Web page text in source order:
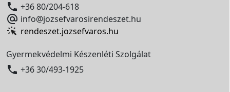
 +36 80/204-618
 info@jozsefvarosirendeszet.hu
rendeszet.jozsefvaros.hu
Gyermekvédelmi Készenléti Szolgálat
 +36 30/493-1925